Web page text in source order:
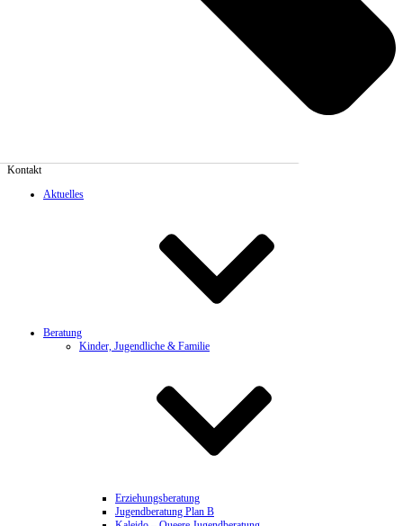
Kontakt
Aktuelles
Beratung
Kinder, Jugendliche & Familie
Erziehungsberatung
Jugendberatung Plan B